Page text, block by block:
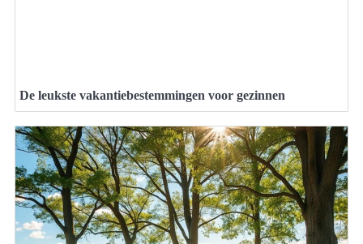
De leukste vakantiebestemmingen voor gezinnen